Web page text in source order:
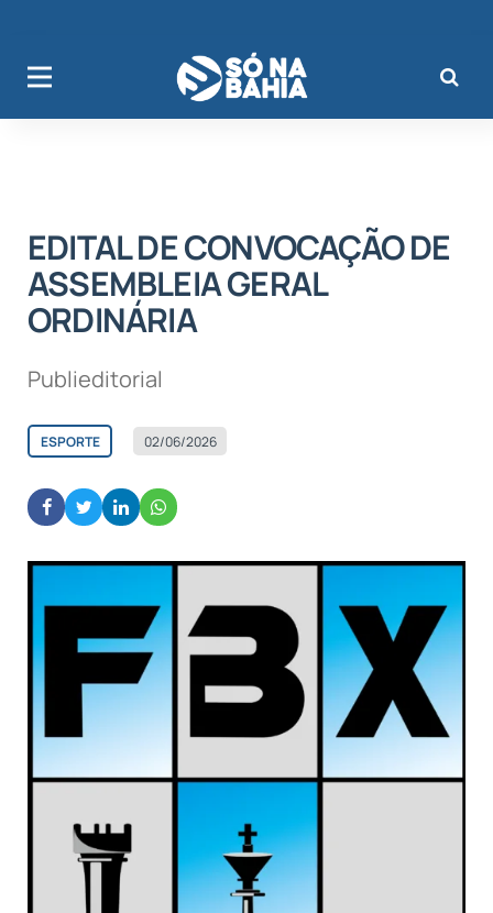
EDITAL DE CONVOCAÇÃO DE
ASSEMBLEIA GERAL
ORDINÁRIA
Publieditorial
ESPORTE 02/06/2026